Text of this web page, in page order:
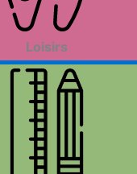
Loisirs